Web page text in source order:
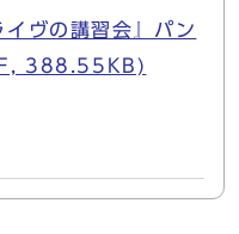
イヴの講習会』パン
388.55KB)